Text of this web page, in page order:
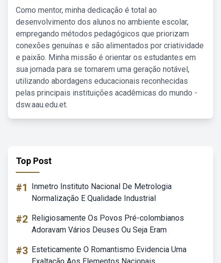
Como mentor, minha dedicação é total ao
desenvolvimento dos alunos no ambiente escolar,
empregando métodos pedagógicos que priorizam
conexões genuínas e são alimentados por criatividade
e paixão. Minha missão é orientar os estudantes em
sua jornada para se tornarem uma geração notável,
utilizando abordagens educacionais reconhecidas
pelas principais instituições acadêmicas do mundo -
dsw.aau.edu.et.
Top Post
#1
Inmetro Instituto Nacional De Metrologia
Normalização E Qualidade Industrial
#2 Religiosamente Os Povos Pré-colombianos
Adoravam Vários Deuses Ou Seja Eram
#3 Esteticamente O Romantismo Evidencia Uma